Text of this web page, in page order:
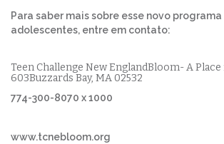
Para saber mais sobre esse novo
adolescentes, entre em contato:
Teen Challenge New EnglandBloom- A
603Buzzards Bay, MA 02532
774-300-8070 x 1000
www.tcnebloom.org